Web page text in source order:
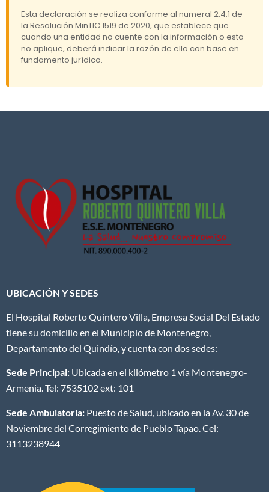
Esta declaración se realiza conforme al numeral 2.4.1 de
la Resolución MinTIC 1519 de 2020, que establece que
cuando una entidad no cuente con la información o esta
no aplique, deberá indicar la razón de ello con base en
fundamento jurídico.
UBICACIÓN Y SEDES
El Hospital Roberto Quintero Villa, Empresa Social Del Estado
tiene su domicilio en el Municipio de Montenegro,
Departamento del Quindío, y cuenta con dos sedes:
Sede Principal: Ubicada en el kilómetro 1 vía Montenegro-
Armenia. Tel: 7535102 ext: 101
Sede Ambulatoria: Puesto de Salud, ubicado en la Av. 30 de
Noviembre del Corregimiento de Pueblo Tapao. Cel:
3113238944